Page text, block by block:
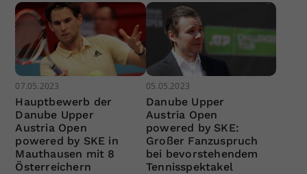
07.05.2023
Hauptbewerb der
Danube Upper
Austria Open
powered by SKE in
Mauthausen mit 8
Österreichern
05.05.2023
Danube Upper
Austria Open
powered by SKE:
Großer Fanzuspruch
bei bevorstehendem
Tennisspektakel